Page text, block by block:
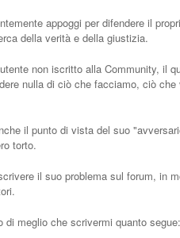
appoggi per difendere il
della verità e della giustizia.
non iscritto alla Community, il
nulla di ciò che facciamo, ciò
il punto di vista del suo
torto.
il suo problema sul forum, in
meglio che scrivermi quanto segue: